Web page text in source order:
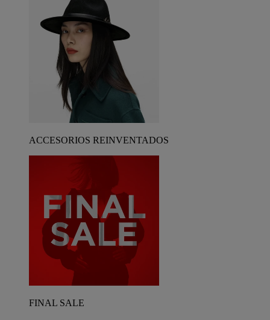
ACCESORIOS REINVENTADOS
FINAL SALE